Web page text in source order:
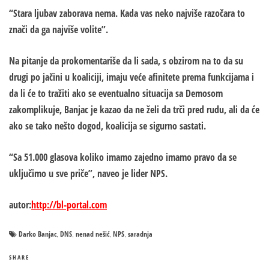
“Stara ljubav zaborava nema. Kada vas neko najviše razočara to
znači da ga najviše volite”.
Na pitanje da prokomentariše da li sada, s obzirom na to da su
drugi po jačini u koaliciji, imaju veće afinitete prema funkcijama i
da li će to tražiti ako se eventualno situacija sa Demosom
zakomplikuje, Banjac je kazao da ne želi da trči pred rudu, ali da će
ako se tako nešto dogod, koalicija se sigurno sastati.
“Sa 51.000 glasova koliko imamo zajedno imamo pravo da se
uključimo u sve priče”, naveo je lider NPS.
autor:http://bl-portal.com
Darko Banjac, DNS, nenad nešić, NPS, saradnja
SHARE